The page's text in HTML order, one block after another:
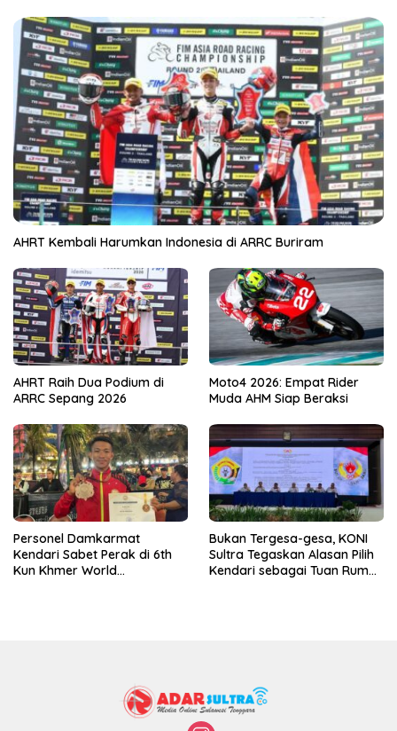
AHRT Kembali Harumkan Indonesia di ARRC Buriram
AHRT Raih Dua Podium di
ARRC Sepang 2026
Moto4 2026: Empat Rider
Muda AHM Siap Beraksi
Personel Damkarmat
Kendari Sabet Perak di 6th
Kun Khmer World
Bukan Tergesa-gesa, KONI
Sultra Tegaskan Alasan Pilih
Kendari sebagai Tuan Rumah